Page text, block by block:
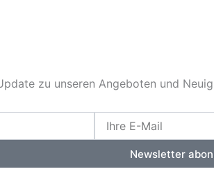
zu unseren Angeboten und
Mail
Newsletter